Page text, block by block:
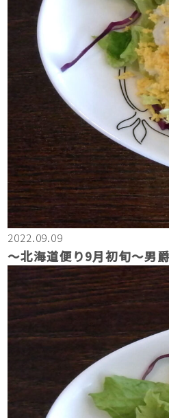
2022.09.09
〜北海道便り9月初旬～男